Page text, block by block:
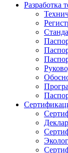
Разработка